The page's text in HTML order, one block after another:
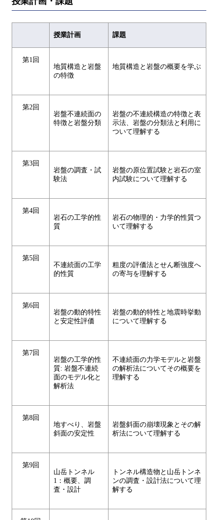
授業計画 課題
第1回
地質構造と岩盤
の特徴
地質構造と岩盤の概要を学ぶ
第2回
岩盤不連続面の
特徴と岩盤分類
岩盤の不連続構造の特徴と表
示法、岩盤の分類法と利用に
ついて理解する
第3回
岩盤の調査・試
験法
岩盤の原位置試験と岩石の室
内試験について理解する
第4回
岩石の工学的性
質
岩石の物理的・力学的性質つ
いて理解する
第5回
不連続面の工学
的性質
粗度の評価法とせん断強度へ
の寄与を理解する
第6回
岩盤の動的特性
と安定性評価
岩盤の動的特性と地震時挙動
について理解する
第7回
岩盤の工学的性
質: 岩盤不連続
面のモデル化と
解析法
不連続面の力学モデルと岩盤
の解析法についてその概要を
理解する
第8回
地すべり、岩盤
斜面の安定性
岩盤斜面の崩壊現象とその解
析法について理解する
第9回
山岳トンネル
1：概要、調
査・設計
トンネル構造物と山岳トンネ
ンの調査・設計法について理
解する